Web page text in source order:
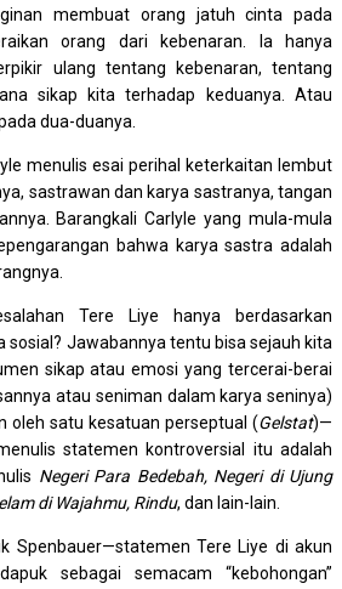
membuat orang jatuh cinta pada
orang dari kebenaran. Ia hanya
ulang tentang kebenaran, tentang
sikap kita terhadap keduanya. Atau
dua-duanya.
menulis esai perihal keterkaitan lembut
sastrawan dan karya sastranya, tangan
Barangkali Carlyle yang mula-mula
bahwa karya sastra adalah
Tere Liye hanya berdasarkan
sosial? Jawabannya tentu bisa sejauh kita
sikap atau emosi yang tercerai-berai
atau seniman dalam karya seninya)
oleh satu kesatuan perseptual (Gelstat)—
statemen kontroversial itu adalah
Negeri Para Bedebah, Negeri di Ujung
di Wajahmu, Rindu, dan lain-lain.
Spenbauer—statemen Tere Liye di akun
sebagai semacam “kebohongan”